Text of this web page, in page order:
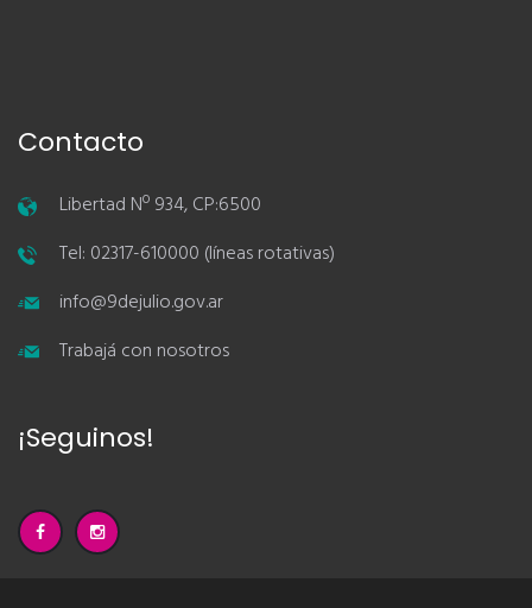
Contacto
Libertad Nº 934, CP:6500
Tel: 02317-610000 (líneas rotativas)
info@9dejulio.gov.ar
Trabajá con nosotros
¡Seguinos!